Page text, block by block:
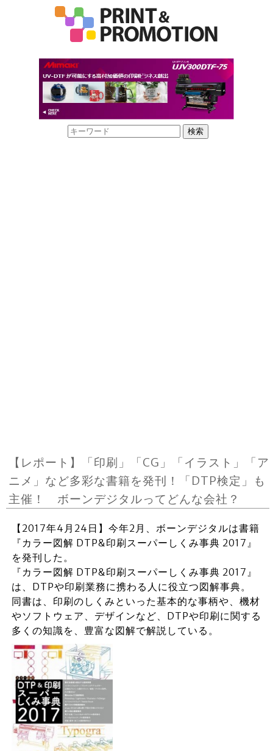
【レポート】「印刷」「CG」「イラスト」「ア
ニメ」など多彩な書籍を発刊！「DTP検定」も
主催！ ボーンデジタルってどんな会社？
【2017年4月24日】今年2月、ボーンデジタルは書籍
『カラー図解 DTP&印刷スーパーしくみ事典 2017』
を発刊した。
『カラー図解 DTP&印刷スーパーしくみ事典 2017』
は、DTPや印刷業務に携わる人に役立つ図解事典。
同書は、印刷のしくみといった基本的な事柄や、機材
やソフトウェア、デザインなど、DTPや印刷に関する
多くの知識を、豊富な図解で解説している。